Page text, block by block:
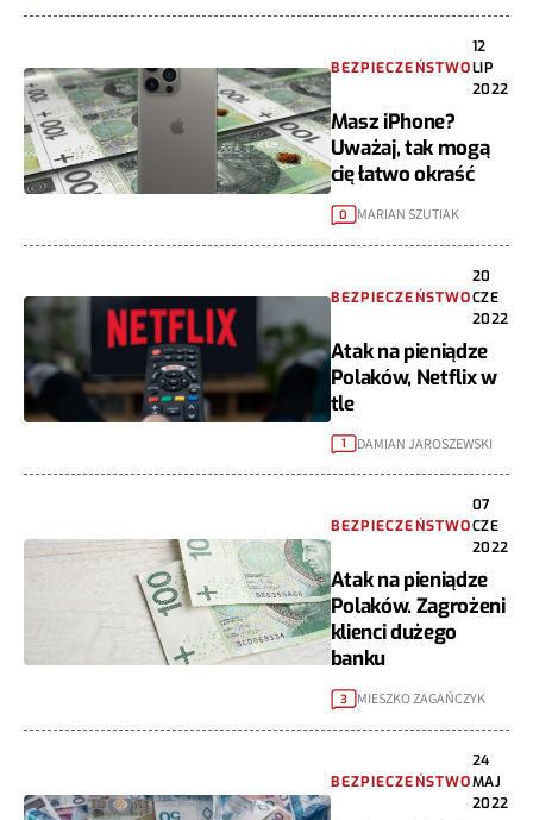
BEZPIECZEŃSTWO
12
LIP
2022
Masz iPhone?
Uważaj, tak mogą
cię łatwo okraść
0 MARIAN SZUTIAK
BEZPIECZEŃSTWO
20
CZE
2022
Atak na pieniądze
Polaków, Netflix w
tle
1 DAMIAN JAROSZEWSKI
BEZPIECZEŃSTWO
07
CZE
2022
Atak na pieniądze
Polaków. Zagrożeni
klienci dużego
banku
3 MIESZKO ZAGAŃCZYK
BEZPIECZEŃSTWO
24
MAJ
2022